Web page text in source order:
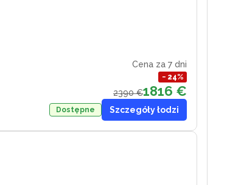
Cena za 7 dni
− 24%
2390 €1816 €
Dostępne Szczegóły łodzi